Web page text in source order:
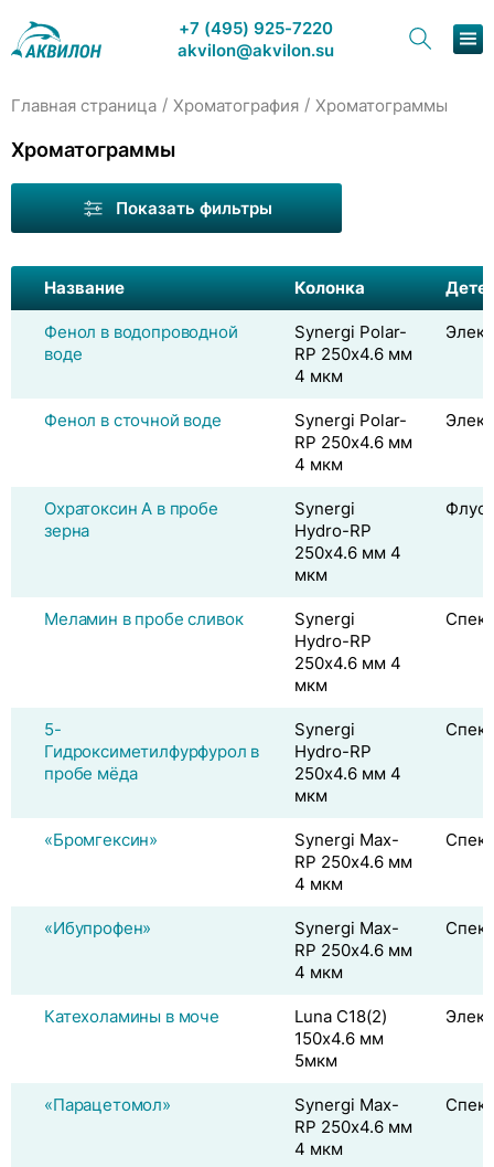
+7 (495) 925-7220
akvilon@akvilon.su
Каталог
Сервис и ремонт
Контакты
Главная страница / Хроматография / Хроматограммы
Хроматограммы
Показать фильтры
Название Колонка
Фенол в водопроводной
воде
Synergi Polar-
RP 250х4.6 мм
4 мкм
Фенол в сточной воде
Synergi Polar-
RP 250х4.6 мм
4 мкм
Охратоксин А в пробе
зерна
Synergi
Hydro-RP
250х4.6 мм 4
мкм
Меламин в пробе сливок
Synergi
Hydro-RP
250х4.6 мм 4
мкм
5-
Гидроксиметилфурфурол в
пробе мёда
Synergi
Hydro-RP
250х4.6 мм 4
мкм
«Бромгексин»
Synergi Max-
RP 250х4.6 мм
4 мкм
«Ибупрофен»
Synergi Max-
RP 250х4.6 мм
4 мкм
Катехоламины в моче
Luna C18(2)
150х4.6 мм
5мкм
«Парацетомол»
Synergi Max-
RP 250х4.6 мм
4 мкм